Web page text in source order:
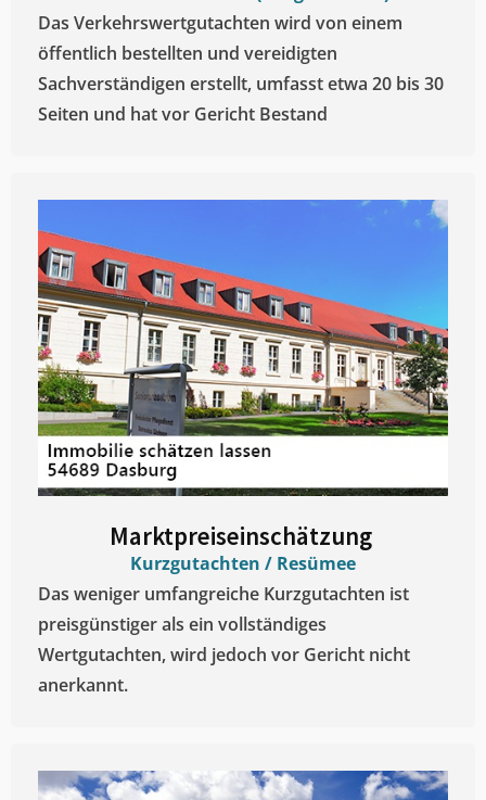
Das Verkehrswertgutachten wird von einem
öffentlich bestellten und vereidigten
Sachverständigen erstellt, umfasst etwa 20 bis 30
Seiten und hat vor Gericht Bestand
Marktpreiseinschätzung ​
Kurzgutachten / Resümee
Das weniger umfangreiche Kurzgutachten ist
preisgünstiger als ein vollständiges
Wertgutachten, wird jedoch vor Gericht nicht
anerkannt.